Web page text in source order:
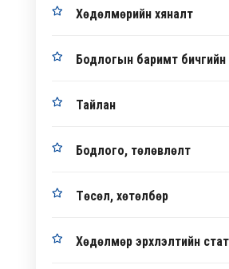
Хөдөлмөрийн хяналт
Бодлогын баримт
Тайлан
Бодлого, төлөвлөлт
Төсөл, хөтөлбөр
Хөдөлмөр эрхлэлтийн